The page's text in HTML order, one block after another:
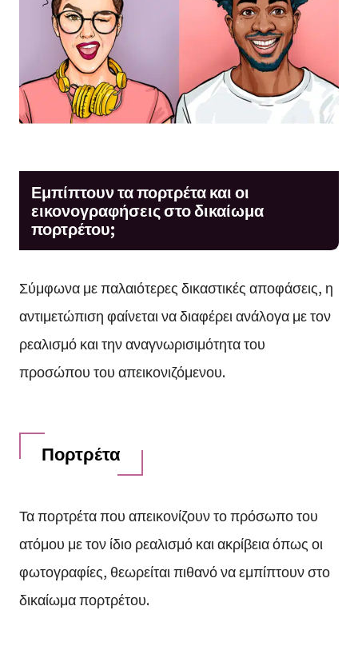
Εμπίπτουν τα πορτρέτα και οι
εικονογραφήσεις στο δικαίωμα
πορτρέτου;
Σύμφωνα με παλαιότερες δικαστικές αποφάσεις, η
αντιμετώπιση φαίνεται να διαφέρει ανάλογα με τον
ρεαλισμό και την αναγνωρισιμότητα του
προσώπου του απεικονιζόμενου.
Πορτρέτα
Τα πορτρέτα που απεικονίζουν το πρόσωπο του
ατόμου με τον ίδιο ρεαλισμό και ακρίβεια όπως οι
φωτογραφίες, θεωρείται πιθανό να εμπίπτουν στο
δικαίωμα πορτρέτου.